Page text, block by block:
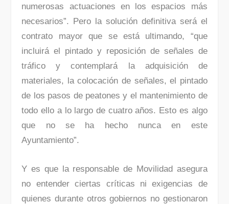
numerosas actuaciones en los espacios más
necesarios”. Pero la solución definitiva será el
contrato mayor que se está ultimando, “que
incluirá el pintado y reposición de señales de
tráfico y contemplará la adquisición de
materiales, la colocación de señales, el pintado
de los pasos de peatones y el mantenimiento de
todo ello a lo largo de cuatro años. Esto es algo
que no se ha hecho nunca en este
Ayuntamiento”.
Y es que la responsable de Movilidad asegura
no entender ciertas críticas ni exigencias de
quienes durante otros gobiernos no gestionaron